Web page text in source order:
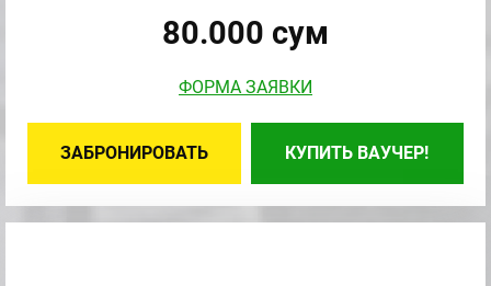
80.000 сум
ФОРМА ЗАЯВКИ
ЗАБРОНИРОВАТЬ КУПИТЬ ВАУЧЕР!